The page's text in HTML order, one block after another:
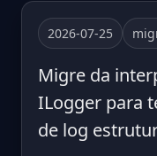
2026-07-25
Migre da
ILogger para
de log